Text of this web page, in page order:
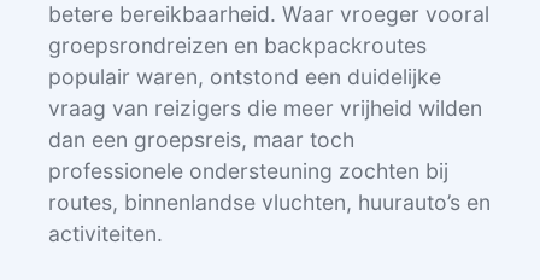
betere bereikbaarheid. Waar vroeger vooral
groepsrondreizen en backpackroutes
populair waren, ontstond een duidelijke
vraag van reizigers die meer vrijheid wilden
dan een groepsreis, maar toch
professionele ondersteuning zochten bij
routes, binnenlandse vluchten, huurauto’s en
activiteiten.